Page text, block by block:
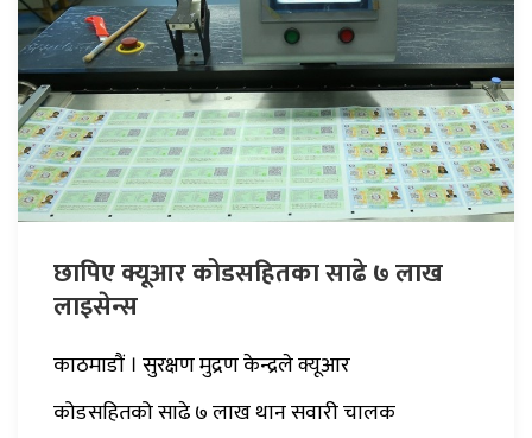
छापिए क्यूआर कोडसहितका साढे ७ लाख
लाइसेन्स
काठमाडौं । सुरक्षण मुद्रण केन्द्रले क्यूआर
कोडसहितको साढे ७ लाख थान सवारी चालक